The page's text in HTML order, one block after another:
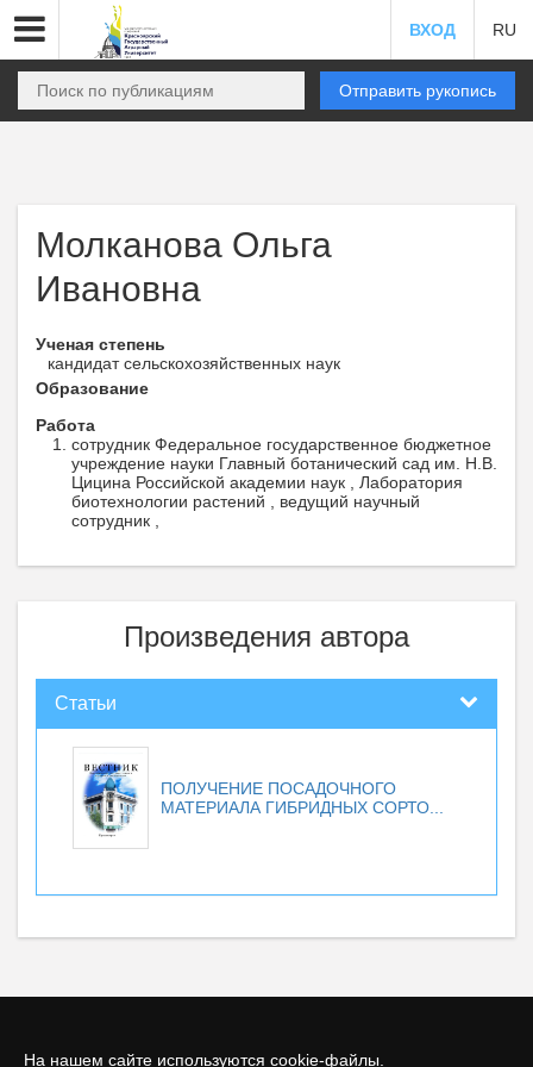
На нашем сайте используются cookie-файлы.
ВХОД RU
Отправить рукопись
Молканова Ольга
Ивановна
Ученая степень
кандидат сельскохозяйственных наук
Образование
Работа
сотрудник Федеральное государственное бюджетное
учреждение науки Главный ботанический сад им. Н.В.
Цицина Российской академии наук , Лаборатория
биотехнологии растений , ведущий научный
сотрудник ,
Произведения автора
Статьи
ПОЛУЧЕНИЕ ПОСАДОЧНОГО
МАТЕРИАЛА ГИБРИДНЫХ СОРТО...